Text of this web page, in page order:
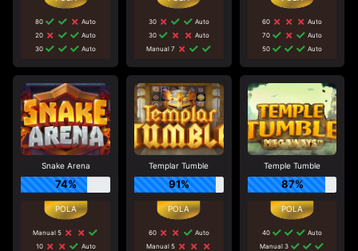
80
Auto
20
Auto
30
Auto
30
Auto
30
Auto
Manual 7
60
Auto
70
Auto
50
Auto
Snake Arena
74%
Manual 5
10
Auto
Templar Tumble
91%
60
Auto
Manual 5
Temple Tumble
87%
40
Auto
Manual 3